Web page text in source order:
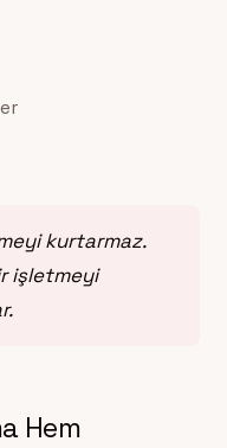
kurtarmaz.
işletmeyi
Hem